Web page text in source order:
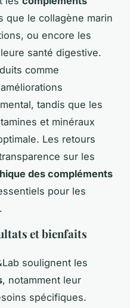
que le collagène marin
ou encore les
santé digestive.
comme
tandis que les
et minéraux
Les retours
sur les
des compléments
pour les
et bienfaits
soulignent les
, notamment leur
spécifiques.